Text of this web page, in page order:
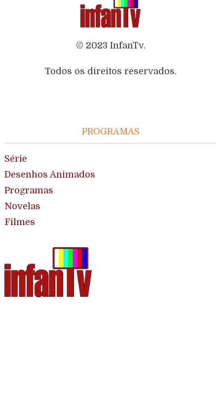
© 2023 InfanTv.
Todos os direitos reservados.
PROGRAMAS
Série
Desenhos Animados
Programas
Novelas
Filmes